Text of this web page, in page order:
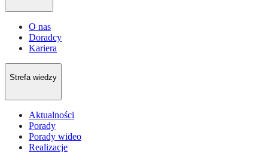
O nas
Doradcy
Kariera
Strefa wiedzy
Aktualności
Porady
Porady wideo
Realizacje